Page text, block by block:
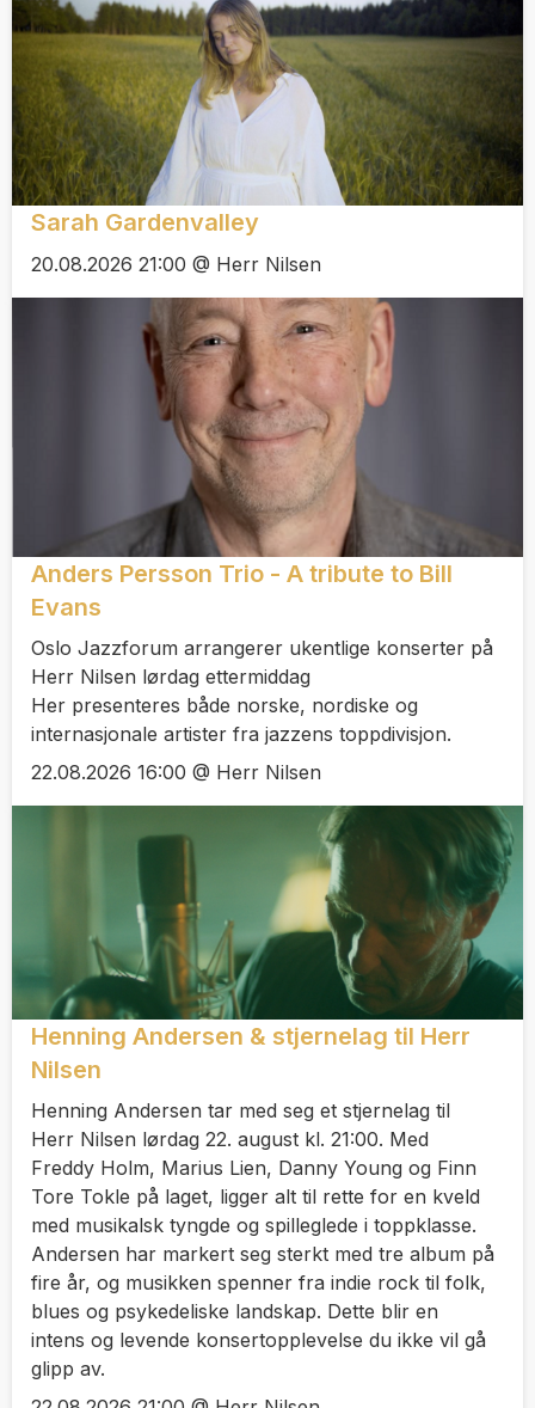
Sarah Gardenvalley
20.08.2026 21:00 @ Herr Nilsen
Anders Persson Trio - A tribute to Bill
Evans
Oslo Jazzforum arrangerer ukentlige konserter på
Herr Nilsen lørdag ettermiddag
Her presenteres både norske, nordiske og
internasjonale artister fra jazzens toppdivisjon.
22.08.2026 16:00 @ Herr Nilsen
Henning Andersen & stjernelag til Herr
Nilsen
Henning Andersen tar med seg et stjernelag til
Herr Nilsen lørdag 22. august kl. 21:00. Med
Freddy Holm, Marius Lien, Danny Young og Finn
Tore Tokle på laget, ligger alt til rette for en kveld
med musikalsk tyngde og spilleglede i toppklasse.
Andersen har markert seg sterkt med tre album på
fire år, og musikken spenner fra indie rock til folk,
blues og psykedeliske landskap. Dette blir en
intens og levende konsertopplevelse du ikke vil gå
glipp av.